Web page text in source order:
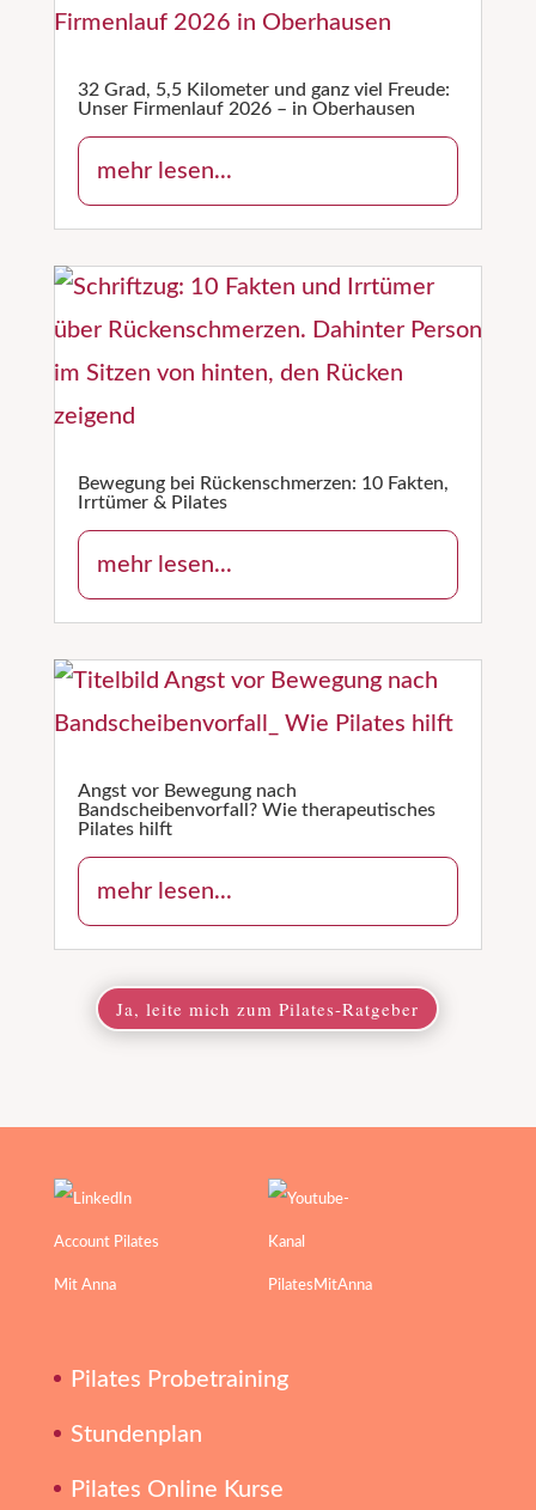
32 Grad, 5,5 Kilometer und ganz viel Freude:
Unser Firmenlauf 2026 – in Oberhausen
mehr lesen...
Bewegung bei Rückenschmerzen: 10 Fakten,
Irrtümer & Pilates
mehr lesen...
Angst vor Bewegung nach
Bandscheibenvorfall? Wie therapeutisches
Pilates hilft
mehr lesen...
Ja, leite mich zum Pilates-Ratgeber
Pilates Probetraining
Stundenplan
Pilates Online Kurse